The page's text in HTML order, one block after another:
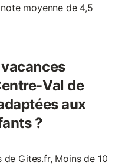
moyenne de 4,5
Val de
aux
?
de Gites.fr, Moins de 10